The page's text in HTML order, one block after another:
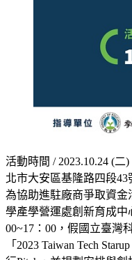
活動時間 / 2023.10.24 (二
北市大安區基隆路四段
為協助進駐廠商爭取資
學產學營運處創新育成中
00~17：00，假國立臺灣
「2023 Taiwan Tech